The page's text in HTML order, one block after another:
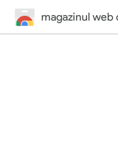
magazinul web